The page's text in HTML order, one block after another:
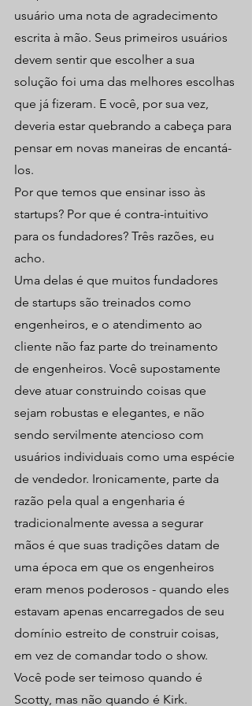
usuário uma nota de agradecimento
escrita à mão. Seus primeiros usuários
devem sentir que escolher a sua
solução foi uma das melhores escolhas
que já fizeram. E você, por sua vez,
deveria estar quebrando a cabeça para
pensar em novas maneiras de encantá-
los.
Por que temos que ensinar isso às
startups? Por que é contra-intuitivo
para os fundadores? Três razões, eu
acho.
Uma delas é que muitos fundadores
de startups são treinados como
engenheiros, e o atendimento ao
cliente não faz parte do treinamento
de engenheiros. Você supostamente
deve atuar construindo coisas que
sejam robustas e elegantes, e não
sendo servilmente atencioso com
usuários individuais como uma espécie
de vendedor. Ironicamente, parte da
razão pela qual a engenharia é
tradicionalmente avessa a segurar
mãos é que suas tradições datam de
uma época em que os engenheiros
eram menos poderosos - quando eles
estavam apenas encarregados de seu
domínio estreito de construir coisas,
em vez de comandar todo o show.
Você pode ser teimoso quando é
Scotty, mas não quando é Kirk.